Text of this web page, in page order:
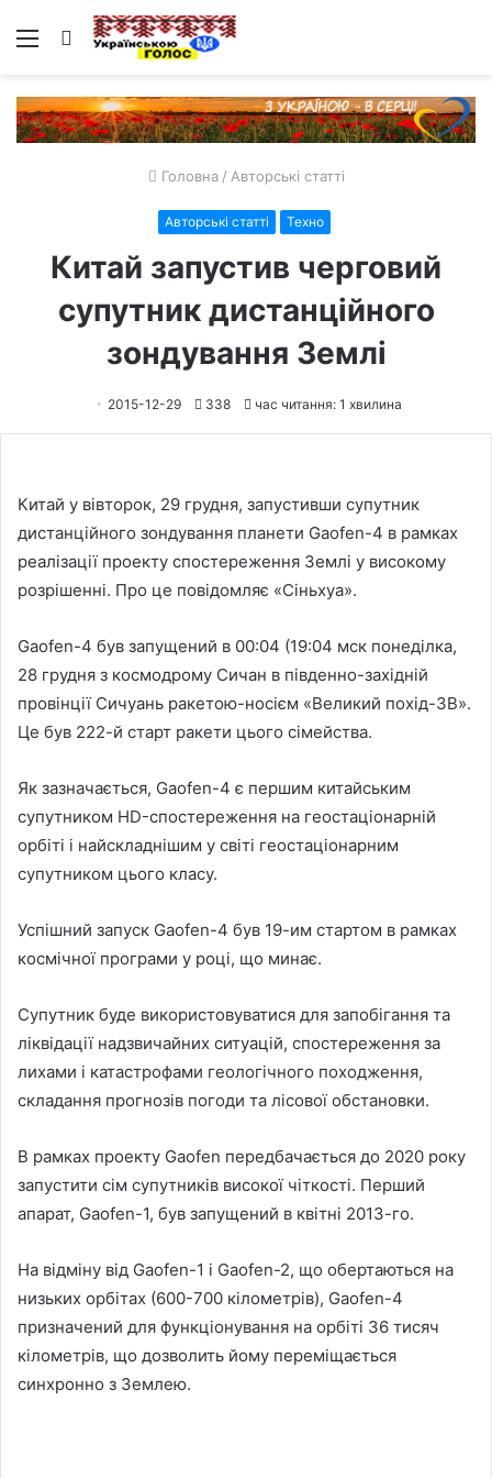
Меню Пошук
Головна / Авторські статті
Авторські статті Техно
Китай запустив черговий
супутник дистанційного
зондування Землі
2015-12-29 338 час читання: 1 хвилина
Китай у вівторок, 29 грудня, запустивши супутник
дистанційного зондування планети Gaofen-4 в рамках
реалізації проекту спостереження Землі у високому
розрішенні. Про це повідомляє «Сіньхуа».
Gaofen-4 був запущений в 00:04 (19:04 мск понеділка,
28 грудня з космодрому Сичан в південно-західній
провінції Сичуань ракетою-носієм «Великий похід-3B».
Це був 222-й старт ракети цього сімейства.
Як зазначається, Gaofen-4 є першим китайським
супутником HD-спостереження на геостаціонарній
орбіті і найскладнішим у світі геостаціонарним
супутником цього класу.
Успішний запуск Gaofen-4 був 19-им стартом в рамках
космічної програми у році, що минає.
Супутник буде використовуватися для запобігання та
ліквідації надзвичайних ситуацій, спостереження за
лихами і катастрофами геологічного походження,
складання прогнозів погоди та лісової обстановки.
В рамках проекту Gaofen передбачається до 2020 року
запустити сім супутників високої чіткості. Перший
апарат, Gaofen-1, був запущений в квітні 2013-го.
На відміну від Gaofen-1 і Gaofen-2, що обертаються на
низьких орбітах (600-700 кілометрів), Gaofen-4
призначений для функціонування на орбіті 36 тисяч
кілометрів, що дозволить йому переміщається
синхронно з Землею.